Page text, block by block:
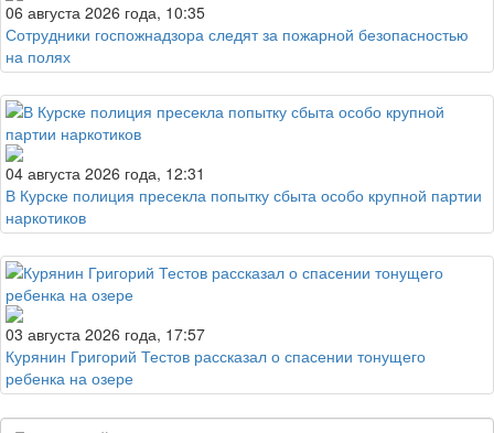
06 августа 2026 года, 10:35
Сотрудники госпожнадзора следят за пожарной безопасностью
на полях
04 августа 2026 года, 12:31
В Курске полиция пресекла попытку сбыта особо крупной партии
наркотиков
03 августа 2026 года, 17:57
Курянин Григорий Тестов рассказал о спасении тонущего
ребенка на озере